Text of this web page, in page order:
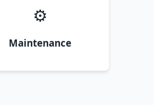
⚙️
Maintenance